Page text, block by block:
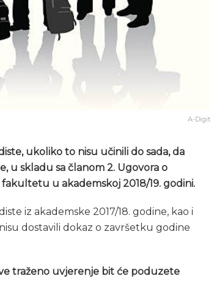
A-Digit
ukoliko to nisu učinili do sada, da
u skladu sa članom 2. Ugovora o
u akademskoj 2018/19. godini.
iz akademske 2017/18. godine, kao i
dostavili dokaz o završetku godine
traženo uvjerenje bit će poduzete